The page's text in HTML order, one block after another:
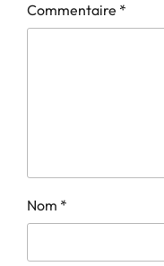
Commentaire *
Nom *